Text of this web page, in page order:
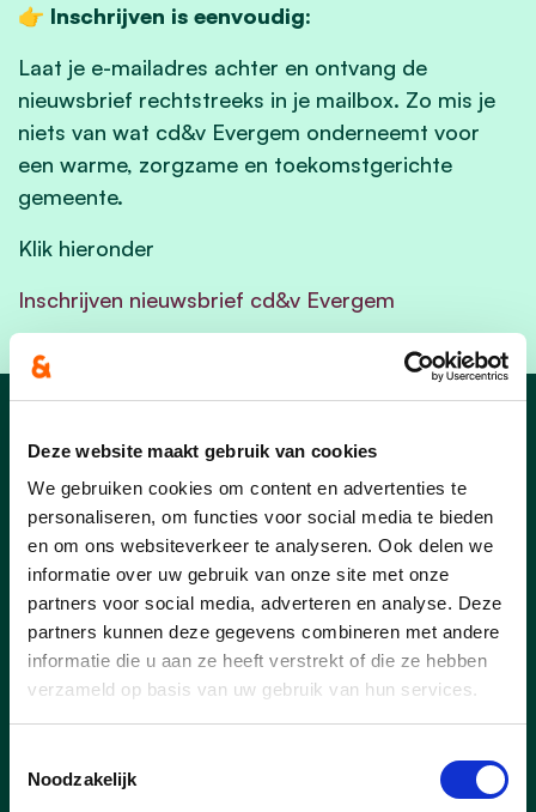
Deze website maakt gebruik van cookies
We gebruiken cookies om content en advertenties te
personaliseren, om functies voor social media te bieden
en om ons websiteverkeer te analyseren. Ook delen we
informatie over uw gebruik van onze site met onze
partners voor social media, adverteren en analyse. Deze
partners kunnen deze gegevens combineren met andere
informatie die u aan ze heeft verstrekt of die ze hebben
verzameld op basis van uw gebruik van hun services.
Noodzakelijk
👉 Inschrijven is eenvoudig:
Laat je e-mailadres achter en ontvang de
nieuwsbrief rechtstreeks in je mailbox. Zo mis je
niets van wat cd&v Evergem onderneemt voor
een warme, zorgzame en toekomstgerichte
gemeente.
Klik hieronder
Inschrijven nieuwsbrief cd&v Evergem
Nieuws